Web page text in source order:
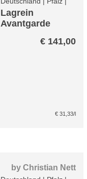
Lagrein
Avantgarde
€ 141,00
€ 31,33/l
byChristian Nett